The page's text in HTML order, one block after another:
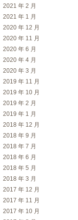
2021 年 2 月
2021 年 1 月
2020 年 12 月
2020 年 11 月
2020 年 6 月
2020 年 4 月
2020 年 3 月
2019 年 11 月
2019 年 10 月
2019 年 2 月
2019 年 1 月
2018 年 12 月
2018 年 9 月
2018 年 7 月
2018 年 6 月
2018 年 5 月
2018 年 3 月
2017 年 12 月
2017 年 11 月
2017 年 10 月